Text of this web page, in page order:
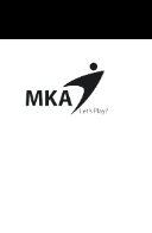
to